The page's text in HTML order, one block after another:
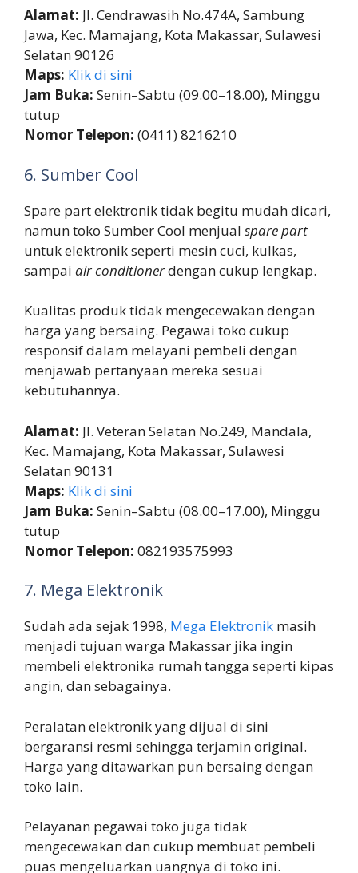
Alamat: Jl. Cendrawasih No.474A, Sambung
Jawa, Kec. Mamajang, Kota Makassar, Sulawesi
Selatan 90126
Maps: Klik di sini
Jam Buka: Senin–Sabtu (09.00–18.00), Minggu
tutup
Nomor Telepon: (0411) 8216210
6. Sumber Cool
Spare part elektronik tidak begitu mudah dicari,
namun toko Sumber Cool menjual spare part
untuk elektronik seperti mesin cuci, kulkas,
sampai air conditionerdengan cukup lengkap.
Kualitas produk tidak mengecewakan dengan
harga yang bersaing. Pegawai toko cukup
responsif dalam melayani pembeli dengan
menjawab pertanyaan mereka sesuai
kebutuhannya.
Alamat: Jl. Veteran Selatan No.249, Mandala,
Kec. Mamajang, Kota Makassar, Sulawesi
Selatan 90131
Maps: Klik di sini
Jam Buka: Senin–Sabtu (08.00–17.00), Minggu
tutup
Nomor Telepon: 082193575993
7. Mega Elektronik
Sudah ada sejak 1998, Mega Elektronik masih
menjadi tujuan warga Makassar jika ingin
membeli elektronika rumah tangga seperti kipas
angin, dan sebagainya.
Peralatan elektronik yang dijual di sini
bergaransi resmi sehingga terjamin original.
Harga yang ditawarkan pun bersaing dengan
toko lain.
Pelayanan pegawai toko juga tidak
mengecewakan dan cukup membuat pembeli
puas mengeluarkan uangnya di toko ini.